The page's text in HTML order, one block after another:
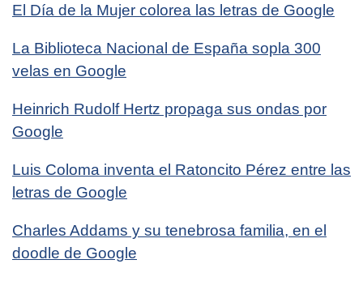
El Día de la Mujer colorea las letras de Google
La Biblioteca Nacional de España sopla 300
velas en Google
Heinrich Rudolf Hertz propaga sus ondas por
Google
Luis Coloma inventa el Ratoncito Pérez entre las
letras de Google
Charles Addams y su tenebrosa familia, en el
doodle de Google